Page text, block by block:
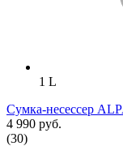
1 L
Сумка-несессер
4 990 руб.
(30)